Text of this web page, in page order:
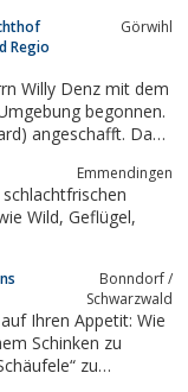
wir uns dem
Regio
Görwihl
Willy Denz mit dem
begonnen.
angeschafft. Das
1975 wurde der
Emmendingen
Geflügel,
Bonndorf /
Schwarzwald
Ihren Appetit: Wie
zu